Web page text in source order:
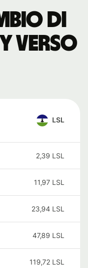
di
verso
LSL
2,39 LSL
11,97 LSL
23,94 LSL
47,89 LSL
119,72 LSL